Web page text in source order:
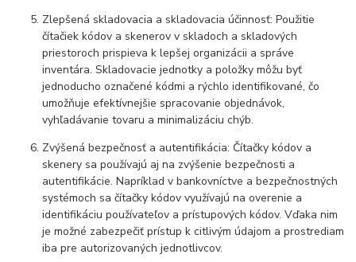
Zlepšená skladovacia a skladovacia účinnosť: Použitie
čítačiek kódov a skenerov v skladoch a skladových
priestoroch prispieva k lepšej organizácii a správe
inventára. Skladovacie jednotky a položky môžu byť
jednoducho označené kódmi a rýchlo identifikované, čo
umožňuje efektívnejšie spracovanie objednávok,
vyhľadávanie tovaru a minimalizáciu chýb.
Zvýšená bezpečnosť a autentifikácia: Čítačky kódov a
skenery sa používajú aj na zvýšenie bezpečnosti a
autentifikácie. Napríklad v bankovníctve a bezpečnostných
systémoch sa čítačky kódov využívajú na overenie a
identifikáciu používateľov a prístupových kódov. Vďaka nim
je možné zabezpečiť prístup k citlivým údajom a prostrediam
iba pre autorizovaných jednotlivcov.